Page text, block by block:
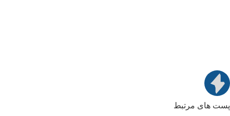
پست های مرتبط